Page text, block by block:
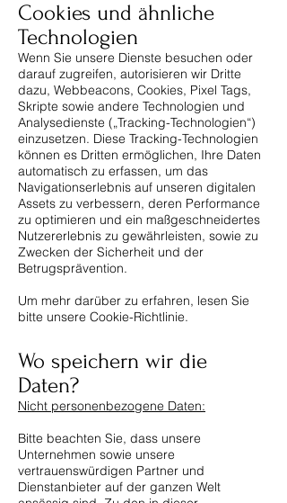
Cookies und ähnliche
Technologien
Wenn Sie unsere Dienste besuchen oder
darauf zugreifen, autorisieren wir Dritte
dazu, Webbeacons, Cookies, Pixel Tags,
Skripte sowie andere Technologien und
Analysedienste („Tracking-Technologien“)
einzusetzen. Diese Tracking-Technologien
können es Dritten ermöglichen, Ihre Daten
automatisch zu erfassen, um das
Navigationserlebnis auf unseren digitalen
Assets zu verbessern, deren Performance
zu optimieren und ein maßgeschneidertes
Nutzererlebnis zu gewährleisten, sowie zu
Zwecken der Sicherheit und der
Betrugsprävention.
Um mehr darüber zu erfahren, lesen Sie
bitte unsere Cookie-Richtlinie.
Wo speichern wir die
Daten?
Nicht personenbezogene Daten:
Bitte beachten Sie, dass unsere
Unternehmen sowie unsere
vertrauenswürdigen Partner und
Dienstanbieter auf der ganzen Welt